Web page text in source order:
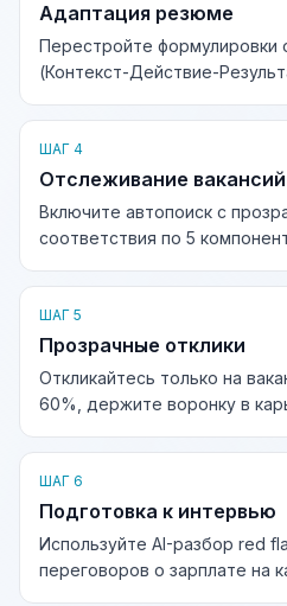
Адаптация резюме
Перестройте формулировки
(Контекст-Действие-
ШАГ 4
Отслеживание вакансий
Включите автопоиск с
соответствия по 5
ШАГ 5
Прозрачные отклики
Откликайтесь только на
60%, держите воронку в
ШАГ 6
Подготовка к интервью
Используйте AI-разбор red
переговоров о зарплате на